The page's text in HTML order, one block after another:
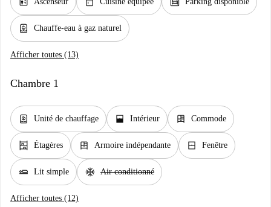
water_heater Chauffe-eau à gaz naturel
Afficher toutes (13)
Chambre 1
water_heater Unité de chauffage window_open Intérieur dresser Commode
shelves Étagères dresser Armoire indépendante window_closed Fenêtre
airline_seat_flat Lit simple ac_unit Air conditionné
Afficher toutes (12)